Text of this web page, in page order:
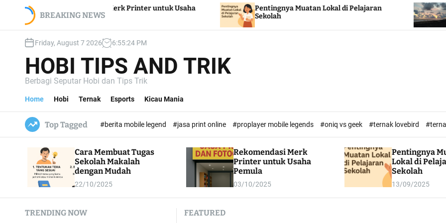
e
t
BREAKING NEWS
Printer untuk Usaha
Pentingnya Muatan Lokal di Pelajaran
Pesona Tersembunyi Pantai
Keindahan Alam di Kulonprogo
Friday, August 7 2026 6:55:26 PM
HOBI TIPS AND TRIK
Berbagi Seputar Hobi dan Tips Trik
Home Hobi Ternak Esports Kicau Mania
Top Tagged #berita mobile legend #jasa print online #proplayer mobile legends #oniq vs geek #ternak lovebird
Cara Membuat Tugas
Sekolah Makalah
dengan Mudah
22/10/2025
Rekomendasi Merk
Printer untuk Usaha
Pemula
03/10/2025
Pentingnya
Lokal di
Sekolah
13/09/2025
TRENDING NOW FEATURED